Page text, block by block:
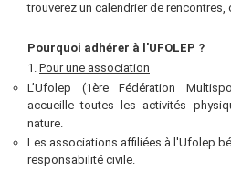
trouverez un calendrier de
Pourquoi adhérer à l'UFOLEP ?
1. Pour une association
L’Ufolep (1ère Fédération
accueille toutes les activités
nature.
Les associations affiliées à l'Ufolep
responsabilité civile.